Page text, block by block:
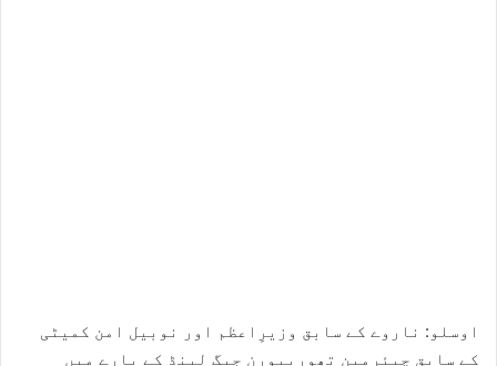
اوسلو: ناروے کے سابق وزیرِاعظم اور نوبیل امن کمیٹی
کے سابق چیئرمین تھوربیورن جیگ لینڈ کے بارے میں